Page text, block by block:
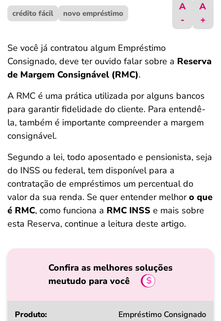
crédito fácil novo empréstimo
A
-
A
+
Se você já contratou algum Empréstimo
Consignado, deve ter ouvido falar sobre a Reserva
de Margem Consignável (RMC).
A RMC é uma prática utilizada por alguns bancos
para garantir fidelidade do cliente. Para entendê-
la, também é importante compreender a margem
consignável.
Segundo a lei, todo aposentado e pensionista, seja
do INSS ou federal, tem disponível para a
contratação de empréstimos um percentual do
valor da sua renda. Se quer entender melhoro que
é RMC, como funciona a RMC INSS e mais sobre
esta Reserva, continue a leitura deste artigo.
Confira as melhores soluções
meutudo para você
Produto
Empréstimo Consignado